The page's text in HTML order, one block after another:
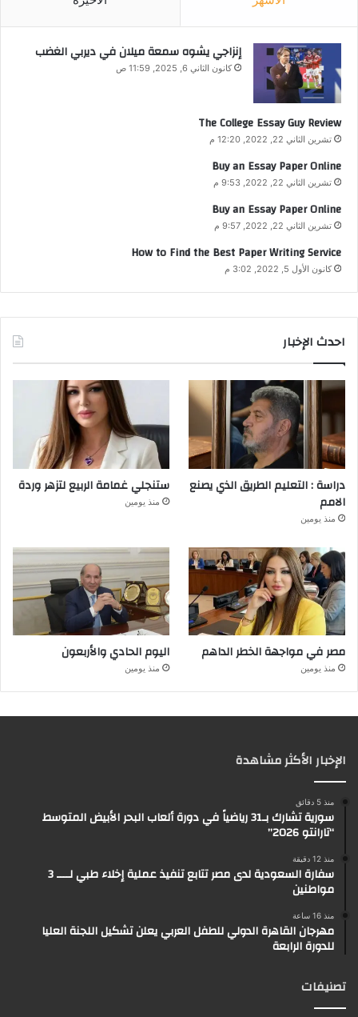
إنزاجي يشوه سمعة ميلان في ديربي الغضب
كانون الثاني 6, 2025, 11:59 ص
The College Essay Guy Review
تشرين الثاني 22, 2022, 12:20 م
Buy an Essay Paper Online
تشرين الثاني 22, 2022, 9:53 م
Buy an Essay Paper Online
تشرين الثاني 22, 2022, 9:57 م
How to Find the Best Paper Writing Service
كانون الأول 5, 2022, 3:02 م
احدث الإخبار
دراسة : التعليم الطريق الذي يصنع
الامم
منذ يومين
ستنجلي غمامة الربيع لتزهر وردة
منذ يومين
مصر في مواجهة الخطر الداهم
منذ يومين
اليوم الحادي والأربعون
منذ يومين
الإخبار الأكثر مشاهدة
منذ 5 دقائق
سورية تشارك بـ31 رياضياً في دورة ألعاب البحر الأبيض المتوسط
“تارانتو 2026”
منذ 12 دقيقة
سفارة السعودية لدى مصر تتابع تنفيذ عملية إخلاء طبي لــــ 3
مواطنين
منذ 16 ساعة
مهرجان القاهرة الدولي للطفل العربي يعلن تشكيل اللجنة العليا
للدورة الرابعة
تصنيفات